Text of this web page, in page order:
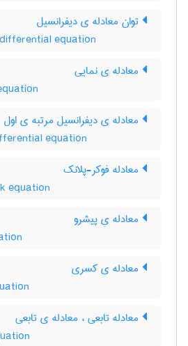
توان معادله ی دیفرانسیل
equation
معادله ی نمایی
معادله ی دیفرانسیل مرتبه ی اول
equation
معادله فوکر-پلانک
equation
معادله ی پیشرو
معادله ی کسری
معادله تابعی ، معادله ی تابعی